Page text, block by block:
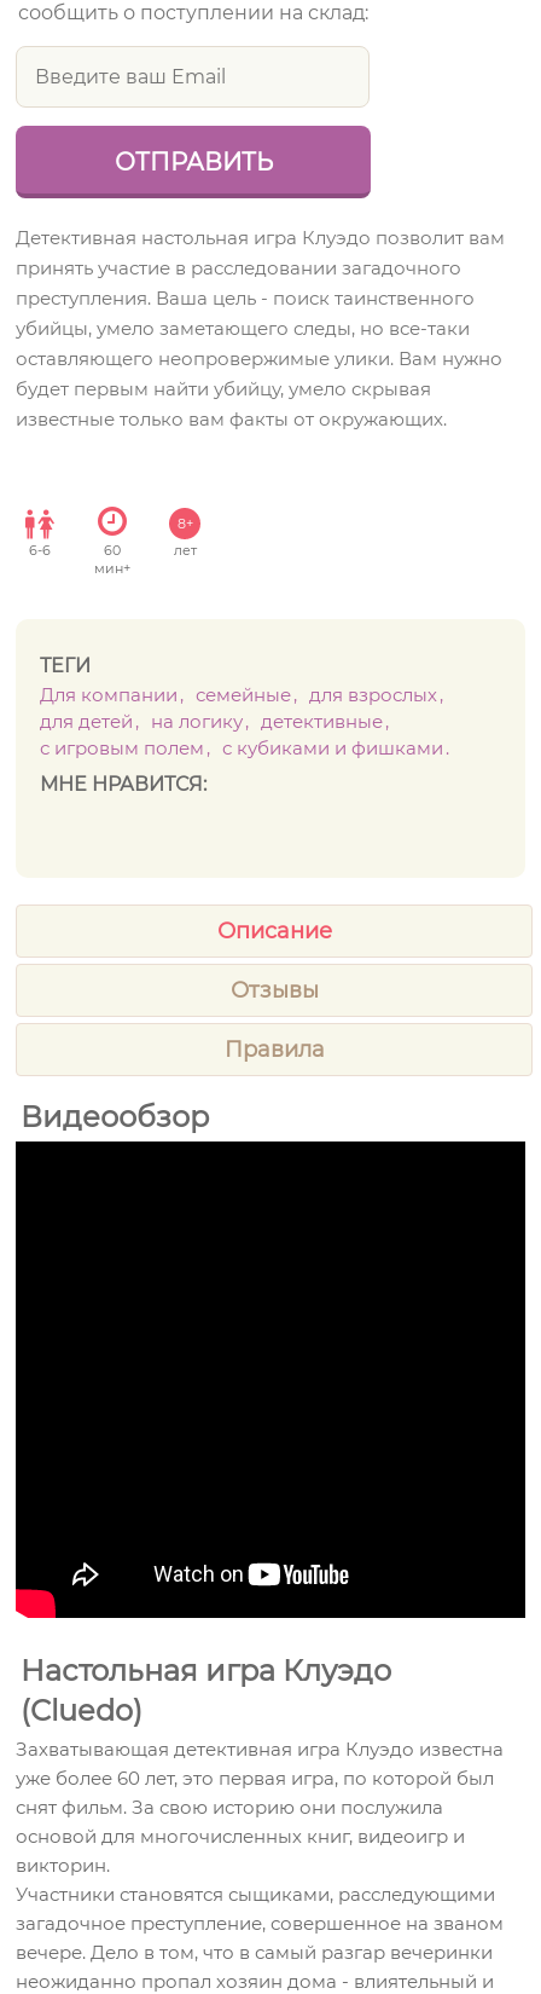
сообщить о поступлении на склад:
Детективная настольная игра Клуэдо позволит вам
принять участие в расследовании загадочного
преступления. Ваша цель - поиск таинственного
убийцы, умело заметающего следы, но все-таки
оставляющего неопровержимые улики. Вам нужно
будет первым найти убийцу, умело скрывая
известные только вам факты от окружающих.
6-6
60
мин+
8+
лет
ТЕГИ
Для компании
семейные
для взрослых
для детей
на логику
детективные
с игровым полем
с кубиками и фишками
МНЕ НРАВИТСЯ:
Описание
Отзывы
Правила
Видеообзор
Настольная игра Клуэдо
(Cluedo)
Захватывающая детективная игра Клуэдо известна
уже более 60 лет, это первая игра, по которой был
снят фильм. За свою историю они послужила
основой для многочисленных книг, видеоигр и
викторин.
Участники становятся сыщиками, расследующими
загадочное преступление, совершенное на званом
вечере. Дело в том, что в самый разгар вечеринки
неожиданно пропал хозяин дома - влиятельный и